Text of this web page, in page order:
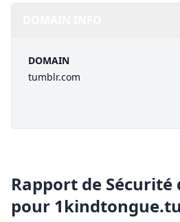
DOMAIN
tumblr.com
Rapport de Sécurité
pour